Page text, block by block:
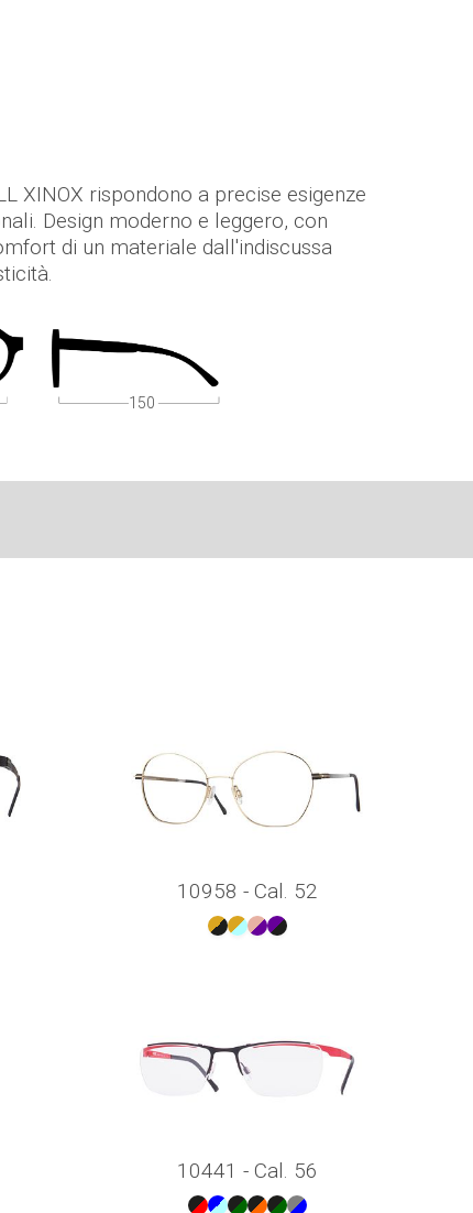
XINOX rispondono a precise esigenze
Design moderno e leggero, con
di un materiale dall'indiscussa
150
10958 - Cal. 52
10441 - Cal. 56